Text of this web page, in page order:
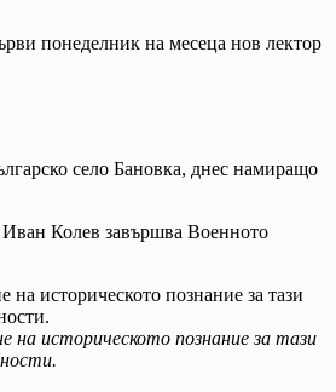
понеделник на месеца нов лектор
село Бановка, днес намиращо
Иван Колев завършва Военното
историческото познание за тази